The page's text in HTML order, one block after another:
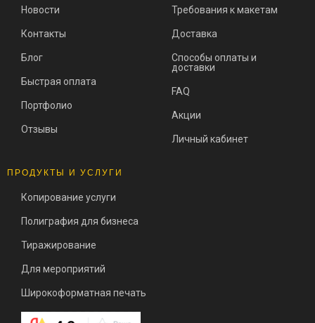
Новости
Контакты
Блог
Быстрая оплата
Портфолио
Отзывы
Требования к макетам
Доставка
Способы оплаты и
доставки
FAQ
Акции
Личный кабинет
ПРОДУКТЫ И УСЛУГИ
Копирование услуги
Полиграфия для бизнеса
Тиражирование
Для мероприятий
Широкоформатная печать